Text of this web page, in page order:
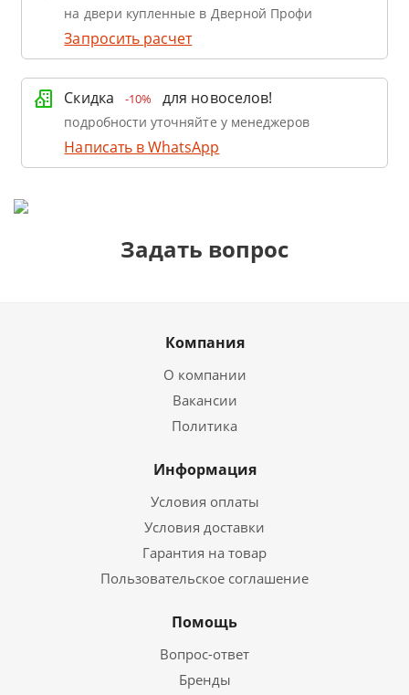
на двери купленные в Дверной Профи
Запросить расчет
Скидка -10% для новоселов!
подробности уточняйте у менеджеров
Написать в WhatsApp
Задать вопрос
Компания
О компании
Вакансии
Политика
Информация
Условия оплаты
Условия доставки
Гарантия на товар
Пользовательское соглашение
Помощь
Вопрос-ответ
Бренды